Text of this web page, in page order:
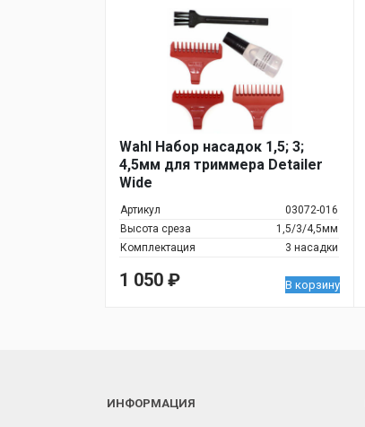
Wahl Набор насадок 1,5; 3;
4,5мм для триммера Detailer
Wide
Артикул
03072-016
Высота среза
1,5/3/4,5мм
Комплектация
3 насадки
1 050 ₽ В корзину
ИНФОРМАЦИЯ